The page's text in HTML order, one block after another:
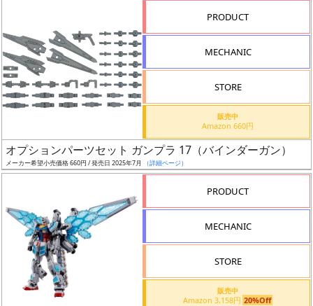
ー
あ
り
価
定
予
発
PRODUCT
MECHANIC
STORE
販売中
Amazon 660円
オプションパーツセット ガンプラ 17（バインダーガン）
メーカー希望小売価格 660円 / 発売日 2025年7月 （詳細ページ）
PRODUCT
MECHANIC
STORE
販売中
Amazon 3,158円 20%Off